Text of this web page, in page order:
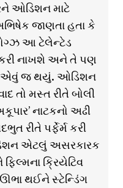
ઓડિશન માટે
જાણતા હતા કે
આ ટેલેન્ટેડ
કરી નાખશે અને તે પણ
એવું જ થયું. ઓડિશન
તો મસ્ત રીતે બોલી
નાટકનો અઢી
રીતે પર્ફેર્મ કરી
એટલું અસરકારક
ક્રિયેટિવ
થઈને સ્ટેન્ડિંગ